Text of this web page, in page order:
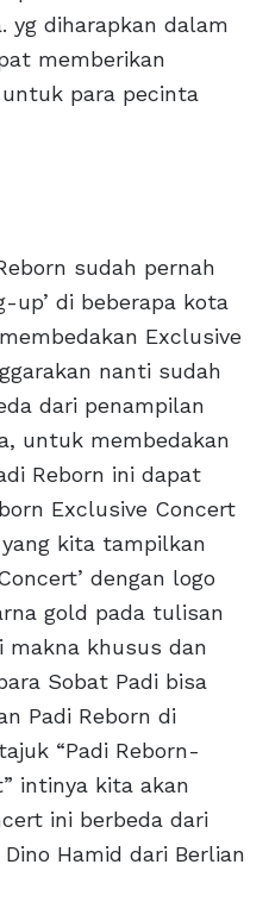
yg diharapkan dalam
memberikan
para pecinta
sudah pernah
up’ di beberapa kota
Exclusive
nanti sudah
dari penampilan
untuk membedakan
Reborn ini dapat
Exclusive Concert
kita tampilkan
dengan logo
gold pada tulisan
makna khusus dan
Sobat Padi bisa
Padi Reborn di
“Padi Reborn-
intinya kita akan
ini berbeda dari
Hamid dari Berlian